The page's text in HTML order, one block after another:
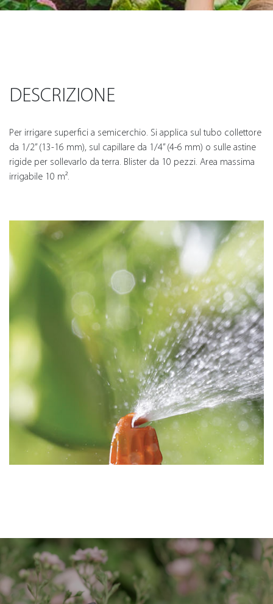
DESCRIZIONE
Per irrigare superfici a semicerchio. Si applica sul tubo collettore
da 1/2” (13-16 mm), sul capillare da 1/4” (4-6 mm) o sulle astine
rigide per sollevarlo da terra. Blister da 10 pezzi. Area massima
irrigabile 10 m².